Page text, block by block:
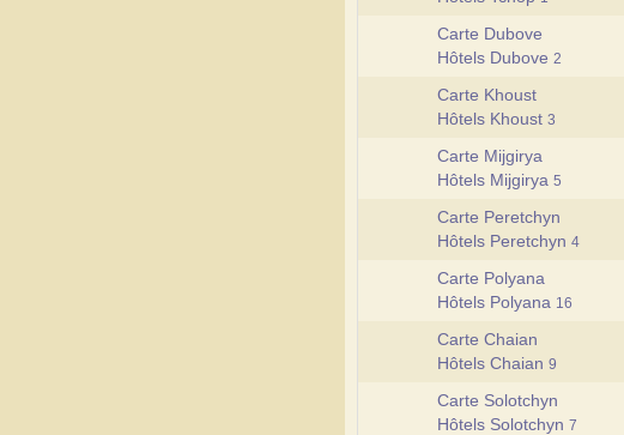
Carte Dubove
Hôtels Dubove 2
Carte Khoust
Hôtels Khoust 3
Carte Mijgirya
Hôtels Mijgirya 5
Carte Peretchyn
Hôtels Peretchyn 4
Carte Polyana
Hôtels Polyana 16
Carte Chaian
Hôtels Chaian 9
Carte Solotchyn
Hôtels Solotchyn 7